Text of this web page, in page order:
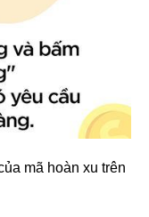
mã hoàn xu trên